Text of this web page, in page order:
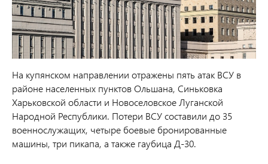
На купянском направлении отражены пять атак ВСУ в
районе населенных пунктов Ольшана, Синьковка
Харьковской области и Новоселовское Луганской
Народной Республики. Потери ВСУ составили до 35
военнослужащих, четыре боевые бронированные
машины, три пикапа, а также гаубица Д-30.